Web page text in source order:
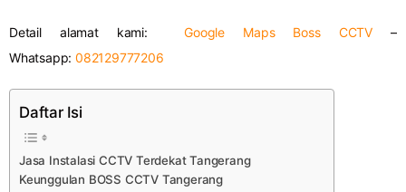
Detail alamat kami:Google Maps Boss CCTV –
Whatsapp:082129777206
Daftar Isi
Jasa Instalasi CCTV Terdekat Tangerang
Keunggulan BOSS CCTV Tangerang